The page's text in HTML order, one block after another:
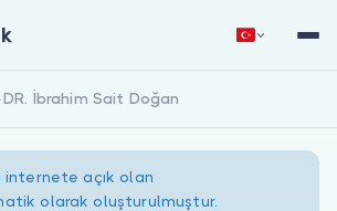
Giriş Yap
DR. İbrahim Sait Doğan
internete açık olan
olarak oluşturulmuştur.